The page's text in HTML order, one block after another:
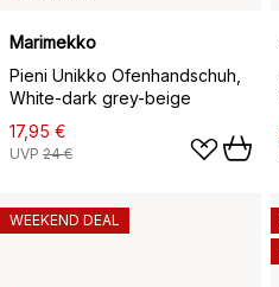
Marimekko
Pieni Unikko Ofenhandschuh,
White-dark grey-beige
17,95 €
UVP 24 €
WEEKEND DEAL